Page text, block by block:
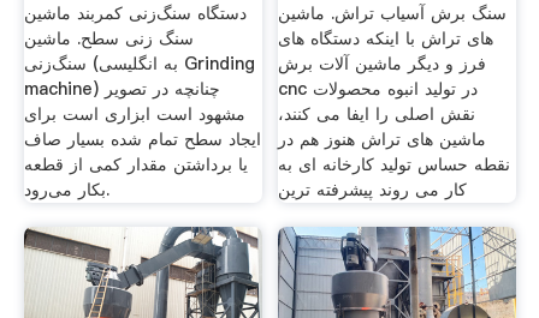
دستگاه سنگ‌زنی کمربند ماشین
سنگ زنی سطح. ماشین
سنگ‌زنی (به انگلیسی Grinding
machine) چنانچه در تصویر
مشهود است ابزاری است برای
ایجاد سطح تمام شده بسیار صاف
یا برداشتن مقدار کمی از قطعه
بکار می‌رود.
سنگ برش آسیاب تراش. ماشین
های تراش با اینکه دستگاه های
فرز و دیگر ماشین آلات برش
cnc در تولید انبوه محصولات
نقش اصلی را ایفا می کنند،
ماشین های تراش هنوز هم در
نقطه حساس تولید کارخانه ای به
کار می روند پیشرفته ترین